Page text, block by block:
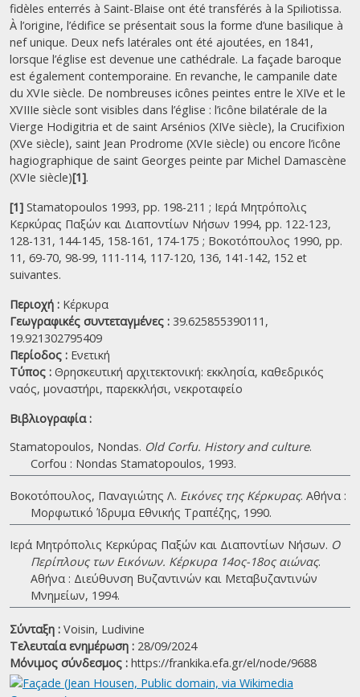
fidèles enterrés à Saint-Blaise ont été transférés à la Spiliotissa.
À l’origine, l’édifice se présentait sous la forme d’une basilique à
nef unique. Deux nefs latérales ont été ajoutées, en 1841,
lorsque l’église est devenue une cathédrale. La façade baroque
est également contemporaine. En revanche, le campanile date
du XVIe siècle. De nombreuses icônes peintes entre le XIVe et le
XVIIIe siècle sont visibles dans l’église : l’icône bilatérale de la
Vierge Hodigitria et de saint Arsénios (XIVe siècle), la Crucifixion
(XVe siècle), saint Jean Prodrome (XVIe siècle) ou encore l’icône
hagiographique de saint Georges peinte par Michel Damascène
(XVIe siècle)[1].
[1] Stamatopoulos 1993, pp. 198-211 ; Ιερά Μητρόπολις
Κερκύρας Παξών και Διαποντίων Νήσων 1994, pp. 122-123,
128-131, 144-145, 158-161, 174-175 ; Βοκοτόπουλος 1990, pp.
11, 69-70, 98-99, 111-114, 117-120, 136, 141-142, 152 et
suivantes.
Περιοχή : Κέρκυρα
Γεωγραφικές συντεταγμένες : 39.625855390111,
19.921302795409
Περίοδος : Ενετική
Τύπος : Θρησκευτική αρχιτεκτονική: εκκλησία, καθεδρικός
ναός, μοναστήρι, παρεκκλήσι, νεκροταφείο
Βιβλιογραφία :
Stamatopoulos, Nondas. Old Corfu. History and culture.
Corfou : Nondas Stamatopoulos, 1993.
Βοκοτόπουλος, Παναγιώτης Λ. Εικόνες της Κέρκυρας. Αθήνα :
Μορφωτικό Ίδρυμα Εθνικής Τραπέζης, 1990.
Ιερά Μητρόπολις Κερκύρας Παξών και Διαποντίων Νήσων. Ο
Περίπλους των Εικόνων. Κέρκυρα 14ος-18ος αιώνας.
Αθήνα : Διεύθυνση Βυζαντινών και Μεταβυζαντινών
Μνημείων, 1994.
Σύνταξη : Voisin, Ludivine
Τελευταία ενημέρωση : 28/09/2024
Μόνιμος σύνδεσμος : https://frankika.efa.gr/el/node/9688